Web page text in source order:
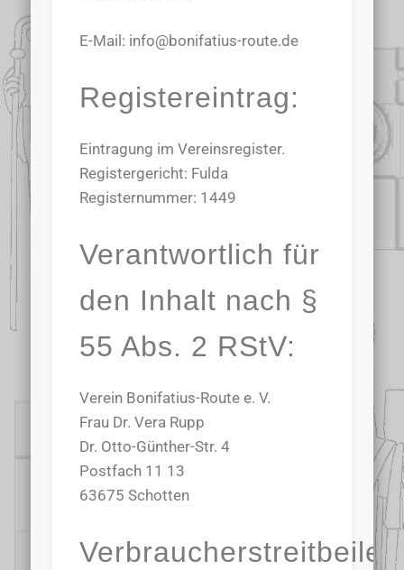
E-Mail: info@bonifatius-route.de
Registereintrag:
Eintragung im Vereinsregister.
Registergericht: Fulda
Registernummer: 1449
Verantwortlich für
den Inhalt nach §
55 Abs. 2 RStV:
Verein Bonifatius-Route e. V.
Frau Dr. Vera Rupp
Dr. Otto-Günther-Str. 4
Postfach 11 13
63675 Schotten